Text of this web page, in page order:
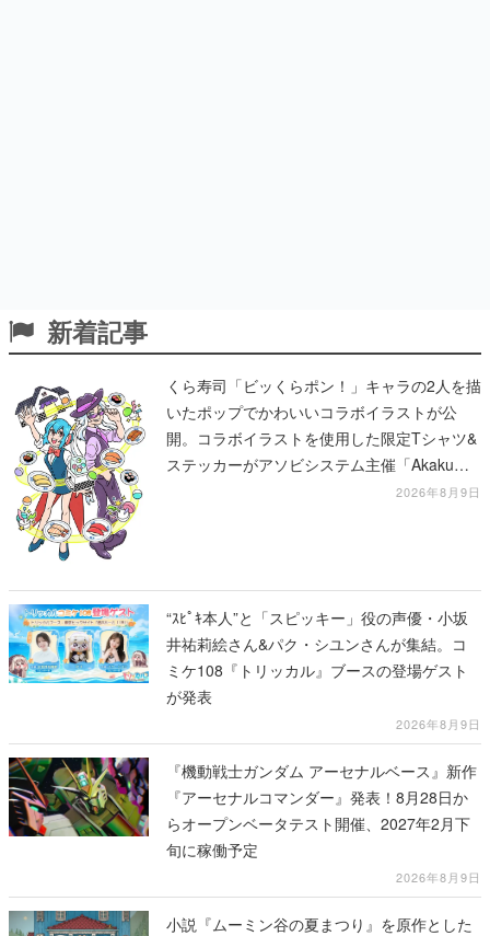
新着記事
くら寿司「ビッくらポン！」キャラの2人を描
いたポップでかわいいコラボイラストが公
開。コラボイラストを使用した限定Tシャツ&
ステッカーがアソビシステム主催「Akaku
2026年8月9日
“ｽﾋﾟｷ本人”と「スピッキー」役の声優・小坂
井祐莉絵さん&パク・シユンさんが集結。コ
ミケ108『トリッカル』ブースの登場ゲスト
が発表
2026年8月9日
『機動戦士ガンダム アーセナルベース』新作
『アーセナルコマンダー』発表！8月28日か
らオープンベータテスト開催、2027年2月下
旬に稼働予定
2026年8月9日
小説『ムーミン谷の夏まつり』を原作とした